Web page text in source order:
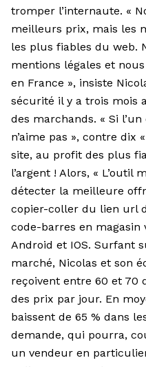
tromper l’internaute. «
meilleurs prix, mais les
les plus fiables du web.
mentions légales et
en France », insiste
sécurité il y a trois mois
des marchands. « Si
n’aime pas », contre dix
site, au profit des plus
l’argent ! Alors, « L’outil
détecter la meilleure
copier-coller du lien url
code-barres en
Android et IOS. Surfant
marché, Nicolas et son
reçoivent entre 60 et 70
des prix par jour. En
baissent de 65 % dans
demande, qui pourra,
un vendeur en